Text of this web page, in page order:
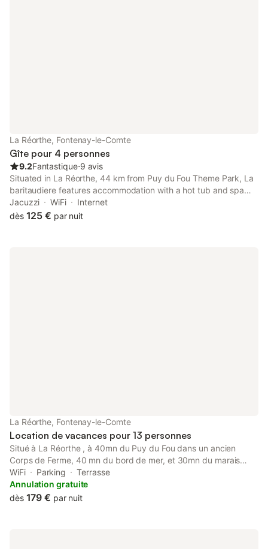
La Réorthe, Fontenay-le-Comte
Gîte pour 4 personnes
9.2Fantastique⋅9 avis
Situated in La Réorthe, 44 km from Puy du Fou Theme Park, La
baritaudiere features accommodation with a hot tub and spa
facilities. This property offers access to a terrace, free private
parking and free WiFi.
Jacuzzi WiFi
Internet
dès 125 € par nuit
La Réorthe, Fontenay-le-Comte
Location de vacances pour 13 personnes
Situé à La Réorthe , à 40mn du Puy du Fou dans un ancien
Corps de Ferme, 40 mn du bord de mer, et 30mn du marais
poitevin. La maison Pitchoune entièrement refaite en 2019
comprend Au rez de chaussée : - Salon ouvert sur cuisine
équipée - une terrasse avec mobilier de jardin A l’étage - Deux
WiFi Parking
Terrasse
Annulation gratuite
dès 179 € par nuit